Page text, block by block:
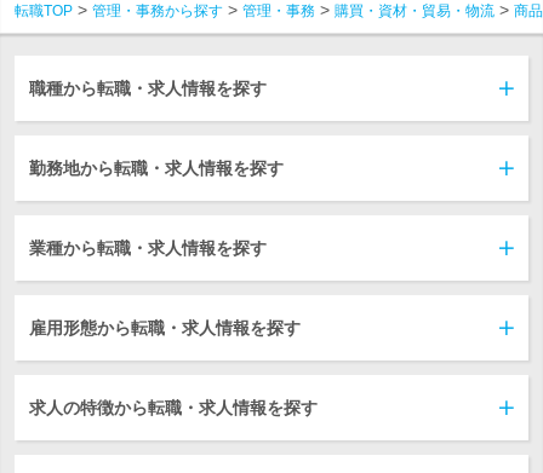
転職TOP 管理・事務から探す 管理・事務 購買・資材・貿易・物流 商
職種から転職・求人情報を探す
勤務地から転職・求人情報を探す
業種から転職・求人情報を探す
雇用形態から転職・求人情報を探す
求人の特徴から転職・求人情報を探す